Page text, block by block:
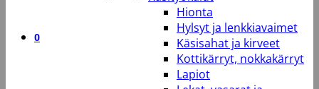
0
Hionta
Hylsyt ja lenkkiavaimet
Käsisahat ja kirveet
Kottikärryt, nokkakärryt
Lapiot